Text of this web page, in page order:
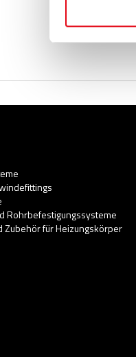
Rohrbefestigungssysteme
Zubehör für Heizungskörper